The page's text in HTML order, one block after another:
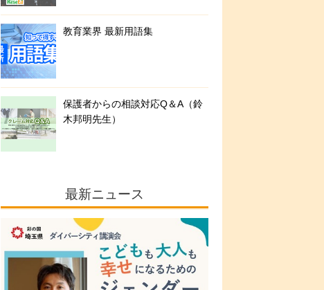
教育業界 最新用語集
保護者からの相談対応Q＆A（鈴
木邦明先生）
最新ニュース